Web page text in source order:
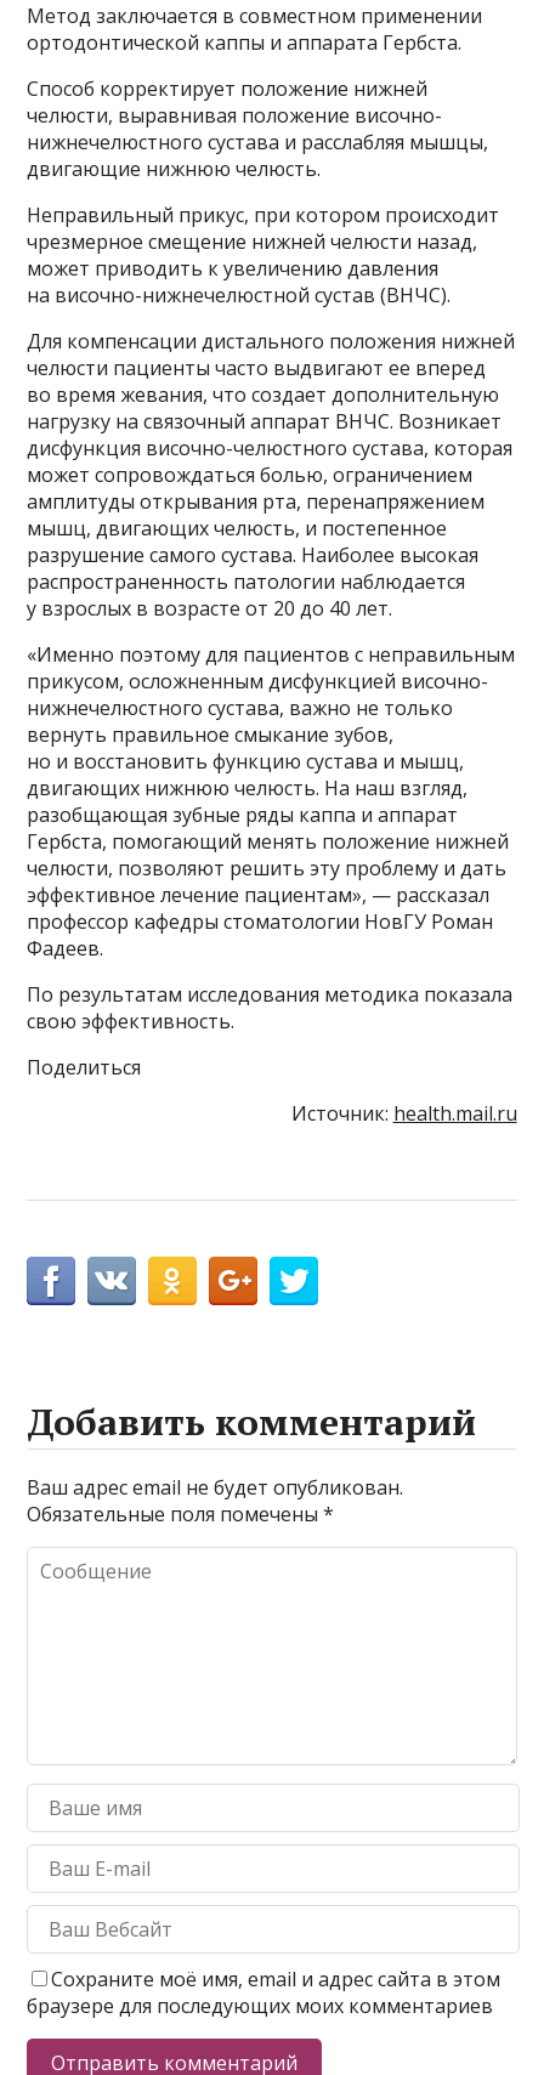
Метод заключается в совместном применении
ортодонтической каппы и аппарата Гербста.
Способ корректирует положение нижней
челюсти, выравнивая положение височно-
нижнечелюстного сустава и расслабляя мышцы,
двигающие нижнюю челюсть.
Неправильный прикус, при котором происходит
чрезмерное смещение нижней челюсти назад,
может приводить к увеличению давления
на височно-нижнечелюстной сустав (ВНЧС).
Для компенсации дистального положения нижней
челюсти пациенты часто выдвигают ее вперед
во время жевания, что создает дополнительную
нагрузку на связочный аппарат ВНЧС. Возникает
дисфункция височно-челюстного сустава, которая
может сопровождаться болью, ограничением
амплитуды открывания рта, перенапряжением
мышц, двигающих челюсть, и постепенное
разрушение самого сустава. Наиболее высокая
распространенность патологии наблюдается
у взрослых в возрасте от 20 до 40 лет.
«Именно поэтому для пациентов с неправильным
прикусом, осложненным дисфункцией височно-
нижнечелюстного сустава, важно не только
вернуть правильное смыкание зубов,
но и восстановить функцию сустава и мышц,
двигающих нижнюю челюсть. На наш взгляд,
разобщающая зубные ряды каппа и аппарат
Гербста, помогающий менять положение нижней
челюсти, позволяют решить эту проблему и дать
эффективное лечение пациентам», — рассказал
профессор кафедры стоматологии НовГУ Роман
Фадеев.
По результатам исследования методика показала
свою эффективность.
Поделиться
Источник: health.mail.ru
Добавить комментарий
Ваш адрес email не будет опубликован.
Обязательные поля помечены*
Сохраните моё имя, email и адрес сайта в этом
браузере для последующих моих комментариев